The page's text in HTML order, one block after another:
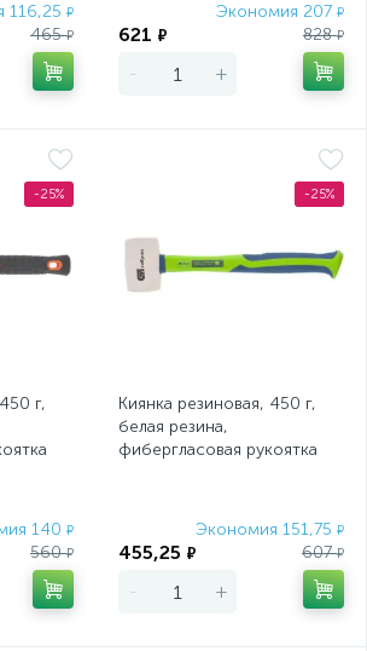
116,25 ₽
465₽
Экономия 207 ₽
621 ₽ 828₽
- +
-25%
г,
140 ₽
560₽
-25%
Киянка резиновая, 450 г,
белая резина,
фибергласовая рукоятка
Экономия 151,75 ₽
455,25 ₽ 607₽
- +